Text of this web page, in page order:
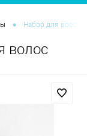
• Набор для
волос